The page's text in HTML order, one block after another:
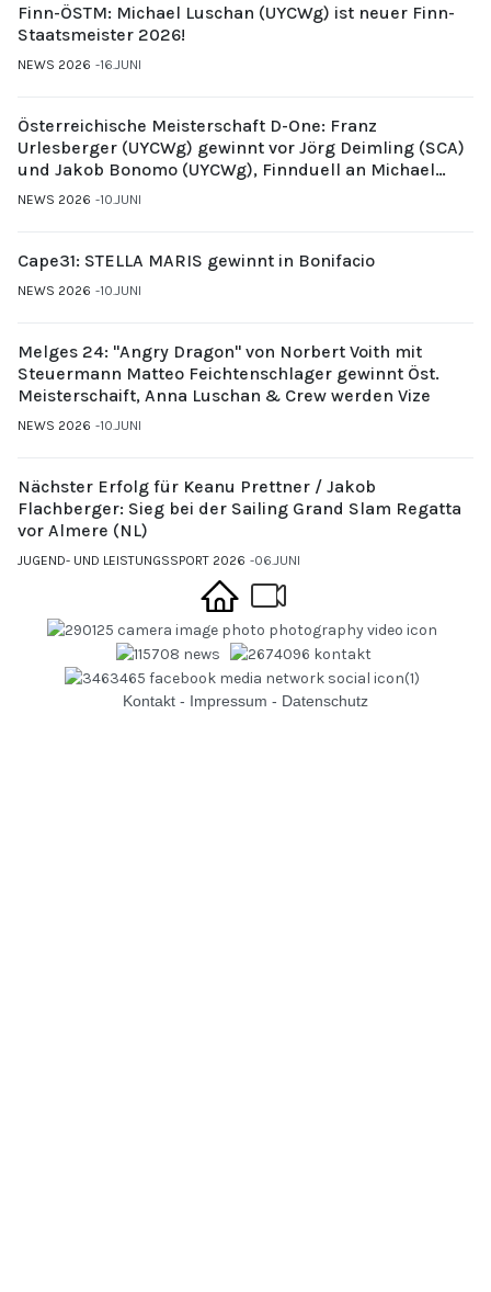
Finn-ÖSTM: Michael Luschan (UYCWg) ist neuer Finn-
Staatsmeister 2026!
NEWS 2026 16.JUNI
Österreichische Meisterschaft D-One: Franz
Urlesberger (UYCWg) gewinnt vor Jörg Deimling (SCA)
und Jakob Bonomo (UYCWg), Finnduell an Michael
Gubi (UYCMo)
NEWS 2026 10.JUNI
Cape31: STELLA MARIS gewinnt in Bonifacio
NEWS 2026 10.JUNI
Melges 24: "Angry Dragon" von Norbert Voith mit
Steuermann Matteo Feichtenschlager gewinnt Öst.
Meisterschaift, Anna Luschan & Crew werden Vize
NEWS 2026 10.JUNI
Nächster Erfolg für Keanu Prettner / Jakob
Flachberger: Sieg bei der Sailing Grand Slam Regatta
vor Almere (NL)
JUGEND- UND LEISTUNGSSPORT 2026 06.JUNI
Kontakt - Impressum - Datenschutz